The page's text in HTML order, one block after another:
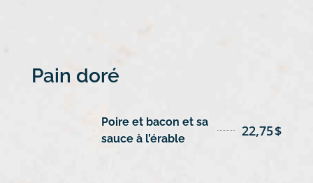
Pain doré
Poire et bacon et sa
sauce à l’érable
$
22,75